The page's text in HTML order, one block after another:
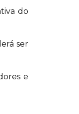
do
ser
e